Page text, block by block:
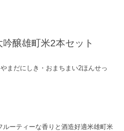
醸雄町米2本セット
まだにしき・おまちまい2ほんせっ
ーティーな香りと酒造好適米雄町米